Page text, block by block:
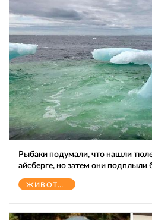
Рыбаки подумали, что нашли
айсберге, но затем они подплыли
ЖИВОТНЫЕ